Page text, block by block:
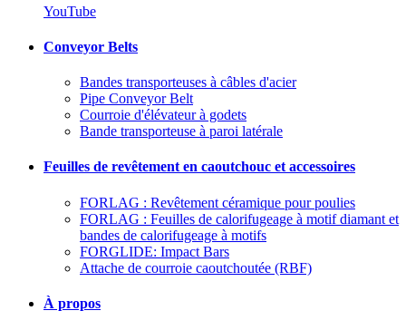
YouTube
Conveyor Belts
Bandes transporteuses à câbles d'acier
Pipe Conveyor Belt
Courroie d'élévateur à godets
Bande transporteuse à paroi latérale
Feuilles de revêtement en caoutchouc et accessoires
FORLAG : Revêtement céramique pour poulies
FORLAG : Feuilles de calorifugeage à motif diamant et
bandes de calorifugeage à motifs
FORGLIDE: Impact Bars
Attache de courroie caoutchoutée (RBF)
À propos